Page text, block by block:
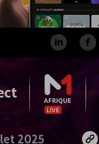
2025